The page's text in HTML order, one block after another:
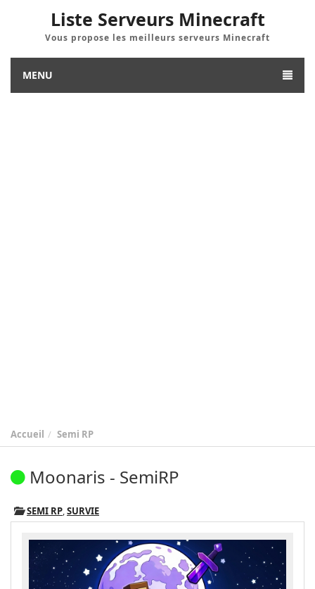
Liste Serveurs Minecraft
Vous propose les meilleurs serveurs Minecraft
MENU
Accueil Semi RP
Moonaris - SemiRP
SEMI RP,SURVIE